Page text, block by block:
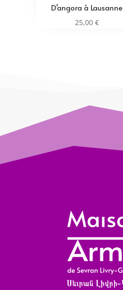
D’angora à Lausanne
25,00 €